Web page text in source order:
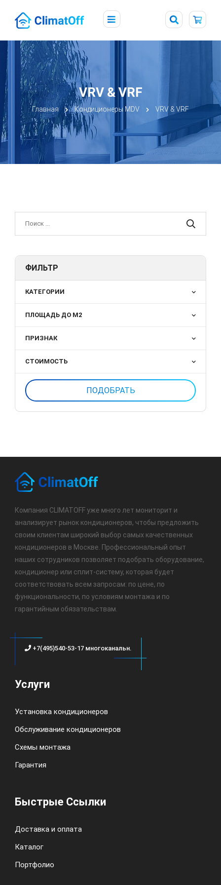
VRV & VRF
Главная Кондиционеры MDV VRV & VRF
ФИЛЬТР
КАТЕГОРИИ
ПЛОЩАДЬ ДО М2
ПРИЗНАК
СТОИМОСТЬ
Компания CLIMATOFF уже много лет мониторит и
анализирует рынок кондиционеров, чтобы предложить
своим клиентам широкий выбор самых качественных
кондиционеров в Москве. Профессиональный опыт
наших сотрудников позволяет подобрать оборудование,
кондиционер или сплит-систему, которая будет
соответствовать всем запросам: по цене, по
функциональности, по условиям монтажа и по
гарантийным обязательствам.
+7(495)540-53-17 многоканальн.
Услуги
Установка кондиционеров
Обслуживание кондиционеров
Схемы монтажа
Гарантия
Быстрые Ссылки
Доставка и оплата
Каталог
Портфолио